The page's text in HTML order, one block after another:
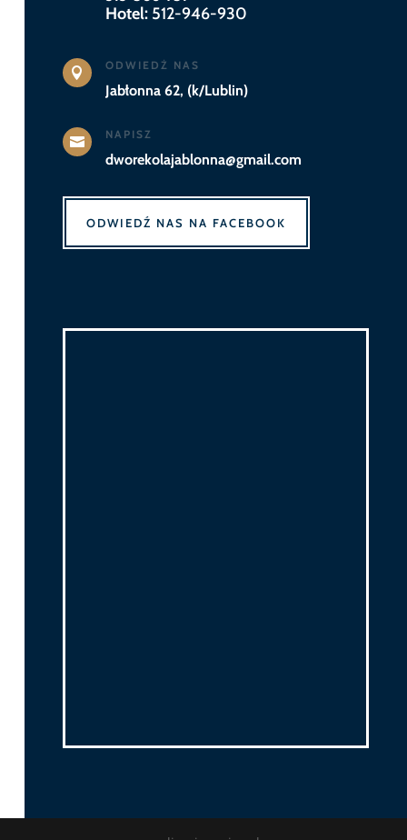
Hotel: 512-946-930

ODWIEDŻ NAS
Jabłonna 62, (k/Lublin)

NAPISZ
dworekolajablonna@gmail.com
ODWIEDŹ NAS NA FACEBOOK